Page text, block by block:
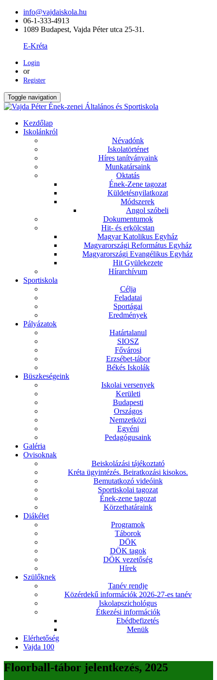
info@vajdaiskola.hu
06-1-333-4913
1089 Budapest, Vajda Péter utca 25-31.
E-Kréta
Login
or
Register
Toggle navigation
Kezdőlap
Iskolánkról
Névadónk
Iskolatörténet
Híres tanítványaink
Munkatársaink
Oktatás
Ének-Zene tagozat
Küldetésnyilatkozat
Módszerek
Angol szóbeli
Dokumentumok
Hit- és erkölcstan
Magyar Katolikus Egyház
Magyarországi Református Egyház
Magyarországi Evangélikus Egyház
Hit Gyülekezete
Hírarchívum
Sportiskola
Célja
Feladatai
Sportágai
Eredmények
Pályázatok
Határtalanul
SIOSZ
Fővárosi
Erzsébet-tábor
Békés Iskolák
Büszkeségeink
Iskolai versenyek
Kerületi
Budapesti
Országos
Nemzetközi
Egyéni
Pedagógusaink
Galéria
Ovisoknak
Beiskolázási tájékoztató
Kréta ügyintézés. Beiratkozási kisokos.
Bemutatkozó videóink
Sportiskolai tagozat
Ének-zene tagozat
Körzethatáraink
Diákélet
Programok
Táborok
DÖK
DÖK tagok
DÖK vezetőség
Hírek
Szülőknek
Tanév rendje
Közérdekű információk 2026-27-es tanév
Iskolapszichológus
Étkezési információk
Ebédbefizetés
Menük
Elérhetőség
Vajda 100
Floorball-tábor jelentkezés, 2025